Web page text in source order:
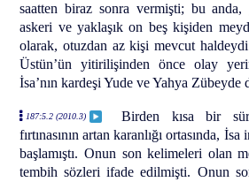
saatten biraz sonra vermişti; bu
askeri ve yaklaşık on beş kişiden
olarak, otuzdan az kişi mevcut
Üstün’ün yitirilişinden önce olay
İsa’nın kardeşi Yude ve Yahya Zübeyde
187:5.2 (2010.3)
Birden kısa bir
fırtınasının artan karanlığı ortasında,
başlamıştı. Onun son kelimeleri olan
tembih sözleri ifade edilmişti. Onun